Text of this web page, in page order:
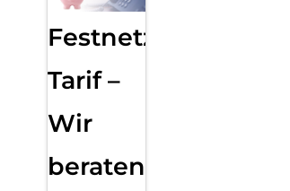
Festnetz
Tarif –
Wir
beraten